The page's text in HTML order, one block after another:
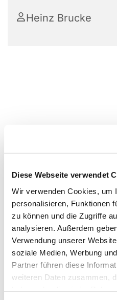
Diese Webseite verwendet
Wir verwenden Cookies, um
personalisieren, Funktionen
zu können und die Zugriffe
analysieren. Außerdem
Verwendung unserer
soziale Medien, Werbung
Partner führen diese
weiteren Daten zusammen,
Heinz Brucke
Dies